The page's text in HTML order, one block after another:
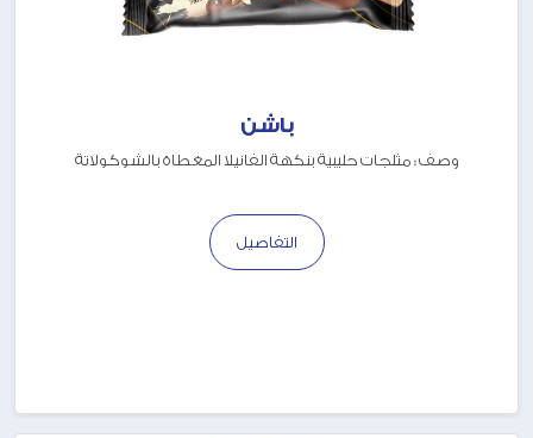
باشن
وصف : مثلجات حليبية بنكهة الفانيلا المغطاة بالشوكولاتة
التفاصيل